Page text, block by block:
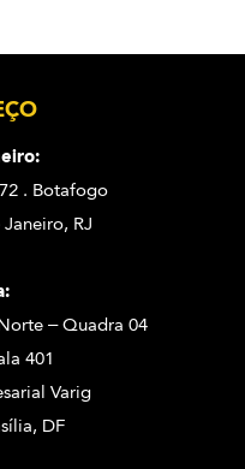
. Botafogo
RJ
– Quadra 04
401
Varig
DF